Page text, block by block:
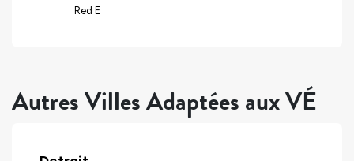
Red E
Autres Villes Adaptées aux VÉ